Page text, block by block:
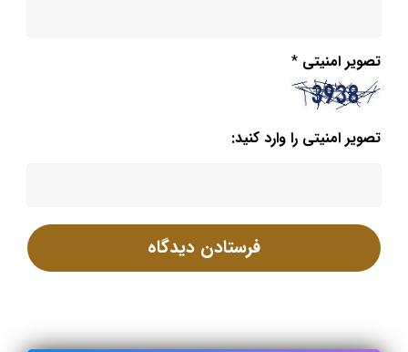
تصویر امنیتی *
تصویر امنیتی را وارد کنید: